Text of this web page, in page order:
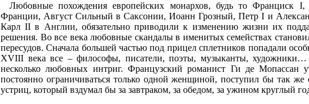
Любовные похождения европейских монархов, будь то
Франции, Август Сильный в Саксонии, Иоанн Грозный, Петр I и
Карл II в Англии, обязательно приводили к изменению жизни их
решения. Во все века любовные скандалы в именитых семействах
пересудов. Сначала большей частью под прицел сплетников попадали
XVIII века все – философы, писатели, поэты, музыканты, художники…
несколько любовных интриг. Французский романист Ги де Мопассан
постоянно ограничиваться только одной женщиной, поступил бы так же
устриц, который вздумал бы за завтраком, за обедом, за ужином круглый